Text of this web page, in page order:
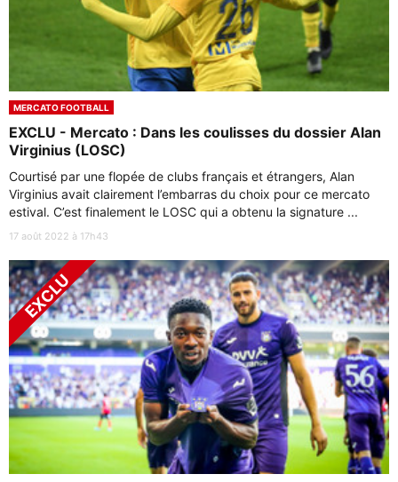
MERCATO FOOTBALL
EXCLU - Mercato : Dans les coulisses du dossier Alan
Virginius (LOSC)
Courtisé par une flopée de clubs français et étrangers, Alan
Virginius avait clairement l’embarras du choix pour ce mercato
estival. C’est finalement le LOSC qui a obtenu la signature ...
17 août 2022 à 17h43